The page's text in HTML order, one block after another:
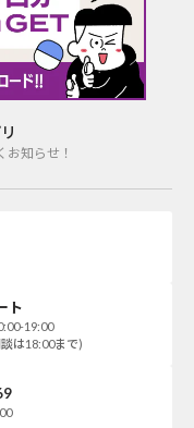
知らせ！
ト
19:00
は18:00まで)